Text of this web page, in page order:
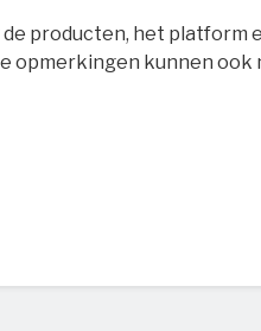
producten, het
opmerkingen kunnen ook